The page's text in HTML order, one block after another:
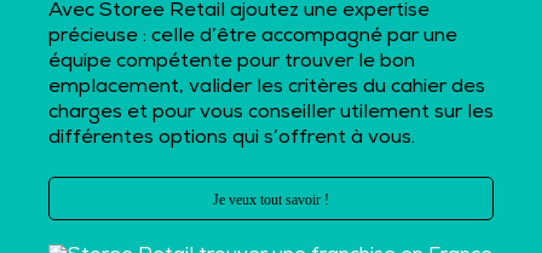
Avec Storee Retail ajoutez une expertise
précieuse : celle d’être accompagné par une
équipe compétente pour trouver le bon
emplacement, valider les critères du cahier des
charges et pour vous conseiller utilement sur les
différentes options qui s’offrent à vous.
Je veux tout savoir !